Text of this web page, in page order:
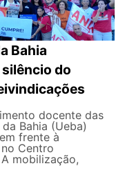
Bahia
do
docente das
Bahia (Ueba)
frente à
Centro
mobilização,